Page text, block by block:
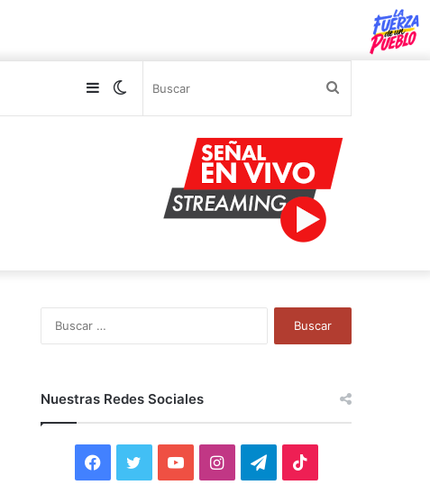
Switch
Sidebar
Nuestras Redes Sociales
F
Y
I
T